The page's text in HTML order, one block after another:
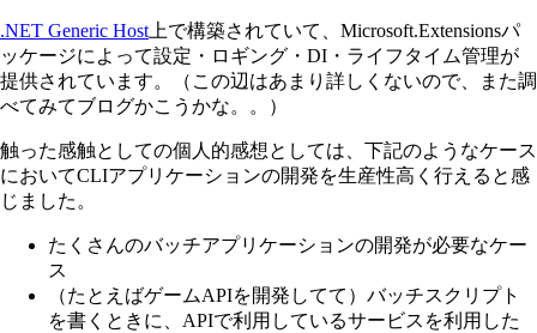
.NET Generic Host 上で構築されていて、Microsoft.Extensionsパ
ッケージによって設定・ロギング・DI・ライフタイム管理が
提供されています。（この辺はあまり詳しくないので、また調
べてみてブログかこうかな。。）
触った感触としての個人的感想としては、下記のようなケース
においてCLIアプリケーションの開発を生産性高く行えると感
じました。
たくさんのバッチアプリケーションの開発が必要なケー
ス
（たとえばゲームAPIを開発してて）バッチスクリプト
を書くときに、APIで利用しているサービスを利用した